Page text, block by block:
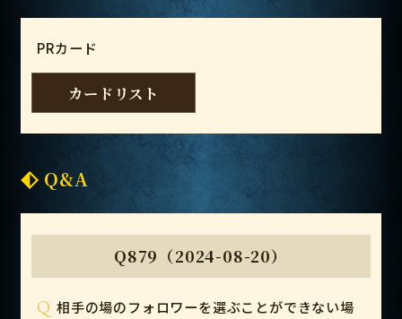
PRカード
カードリスト
Q&A
Q879（2024-08-20）
Q 相手の場のフォロワーを選ぶことができない場